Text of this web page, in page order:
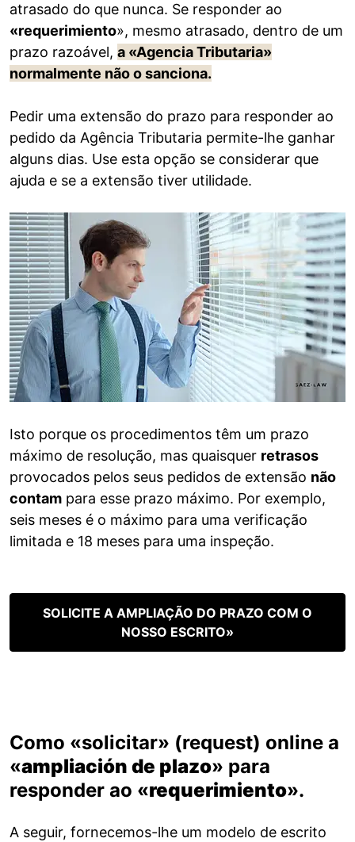
atrasado do que nunca. Se responder ao
«requerimiento», mesmo atrasado, dentro de um
prazo razoável, a «Agencia Tributaria»
normalmente não o sanciona.
Pedir uma extensão do prazo para responder ao
pedido da Agência Tributaria permite-lhe ganhar
alguns dias. Use esta opção se considerar que
ajuda e se a extensão tiver utilidade.
Isto porque os procedimentos têm um prazo
máximo de resolução, mas quaisquer retrasos
provocados pelos seus pedidos de extensão não
contam para esse prazo máximo. Por exemplo,
seis meses é o máximo para uma verificação
limitada e 18 meses para uma inspeção.
SOLICITE A AMPLIAÇÃO DO PRAZO COM O
NOSSO ESCRITO»
Como «solicitar» (request) online a
«ampliación de plazo» para
responder ao «requerimiento».
A seguir, fornecemos-lhe um modelo de escrito